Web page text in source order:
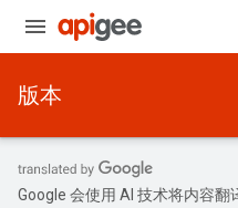
版本
Google 会使用 AI 技术将内容